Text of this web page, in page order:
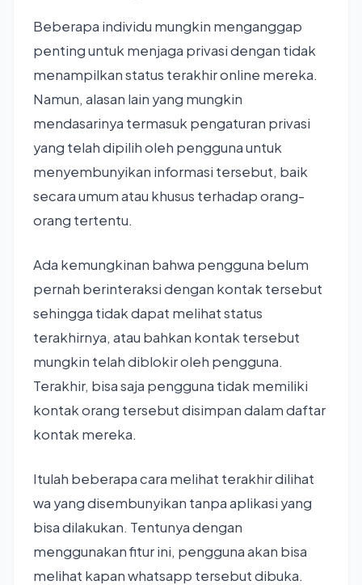
Beberapa individu mungkin menganggap
penting untuk menjaga privasi dengan tidak
menampilkan status terakhir online mereka.
Namun, alasan lain yang mungkin
mendasarinya termasuk pengaturan privasi
yang telah dipilih oleh pengguna untuk
menyembunyikan informasi tersebut, baik
secara umum atau khusus terhadap orang-
orang tertentu.
Ada kemungkinan bahwa pengguna belum
pernah berinteraksi dengan kontak tersebut
sehingga tidak dapat melihat status
terakhirnya, atau bahkan kontak tersebut
mungkin telah diblokir oleh pengguna.
Terakhir, bisa saja pengguna tidak memiliki
kontak orang tersebut disimpan dalam daftar
kontak mereka.
Itulah beberapa cara melihat terakhir dilihat
wa yang disembunyikan tanpa aplikasi yang
bisa dilakukan. Tentunya dengan
menggunakan fitur ini, pengguna akan bisa
melihat kapan whatsapp tersebut dibuka.